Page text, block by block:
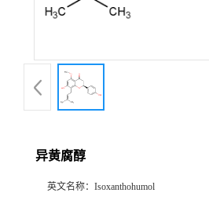
异黄腐醇
英文名称： Isoxanthohumol